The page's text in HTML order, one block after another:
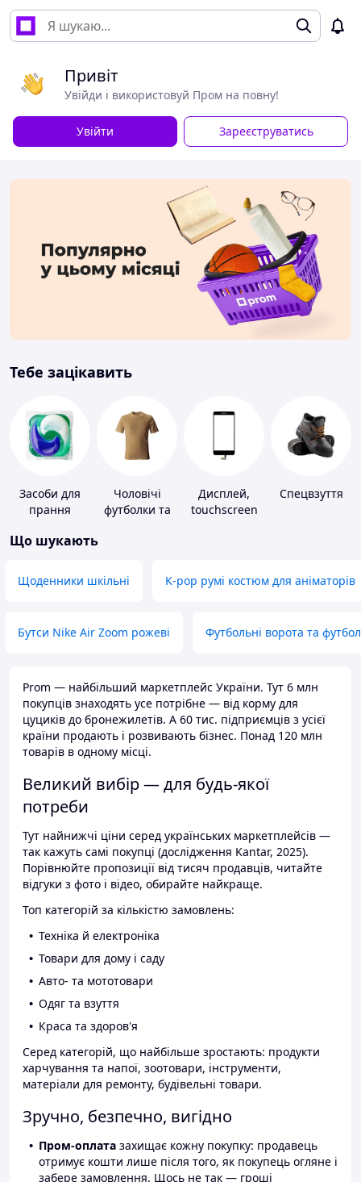
Привіт
Увійди і використовуй Пром на повну!
Увійти Зареєструватись
Тебе зацікавить
Засоби для
прання
Чоловічі
футболки та
Дисплей,
touchscreen
Спецвзуття
Що шукають
Щоденники шкільні K-pop румі костюм для аніматорів
Бутси Nike Air Zoom рожеві Футбольні ворота та
Prom — найбільший маркетплейс України. Тут 6 млн
покупців знаходять усе потрібне — від корму для
цуциків до бронежилетів. А 60 тис. підприємців з усієї
країни продають і розвивають бізнес. Понад 120 млн
товарів в одному місці.
Великий вибір — для будь-якої
потреби
Тут найнижчі ціни серед українських маркетплейсів —
так кажуть самі покупці (дослідження Kantar, 2025).
Порівнюйте пропозиції від тисяч продавців, читайте
відгуки з фото і відео, обирайте найкраще.
Топ категорій за кількістю замовлень:
Техніка й електроніка
Товари для дому і саду
Авто- та мототовари
Одяг та взуття
Краса та здоров'я
Серед категорій, що найбільше зростають: продукти
харчування та напої, зоотовари, інструменти,
матеріали для ремонту, будівельні товари.
Зручно, безпечно, вигідно
Пром-оплата захищає кожну покупку: продавець
отримує кошти лише після того, як покупець огляне і
забере замовлення. Щось не так — гроші